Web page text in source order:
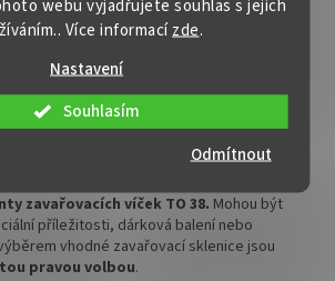
webu vyjadřujete souhlas s jejich
Více informacízde.
Nastavení
Odmítnout
Souhlasím
TO 38 černýpoužijeme na sklenice pro
marmelád, kompotů, dětských přesnídávek,
krémů, omáček, pesta, čatní (chutney),
nakládané v sladkokyselém nálevu a
potravin.
zavařovací víčka si u
výrobce výtečných dobrot i
zavařovacích víček TO 38. Mohou být
příležitosti, dárková balení nebo
vhodné zavařovací sklenice jsou
pravou volbou.